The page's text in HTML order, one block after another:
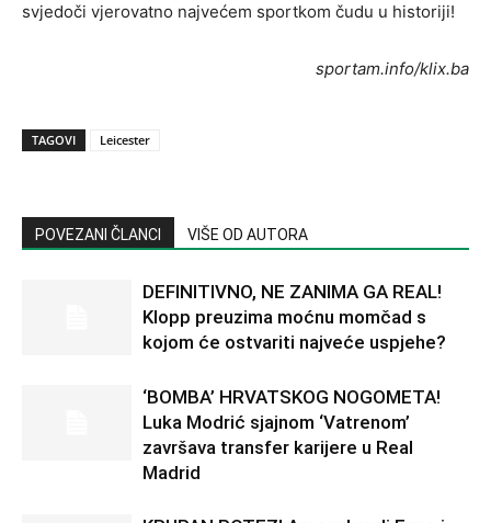
svjedoči vjerovatno najvećem sportkom čudu u historiji!
sportam.info/klix.ba
TAGOVI Leicester
POVEZANI ČLANCI VIŠE OD AUTORA
DEFINITIVNO, NE ZANIMA GA REAL!
Klopp preuzima moćnu momčad s
kojom će ostvariti najveće uspjehe?
‘BOMBA’ HRVATSKOG NOGOMETA!
Luka Modrić sjajnom ‘Vatrenom’
završava transfer karijere u Real
Madrid